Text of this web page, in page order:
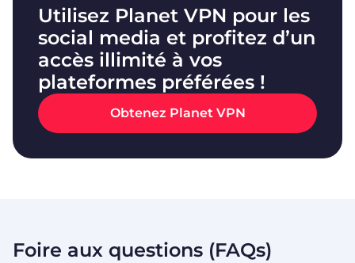
Utilisez Planet VPN pour les
social media et profitez d’un
accès illimité à vos
plateformes préférées !
Obtenez Planet VPN
Foire aux questions (FAQs)